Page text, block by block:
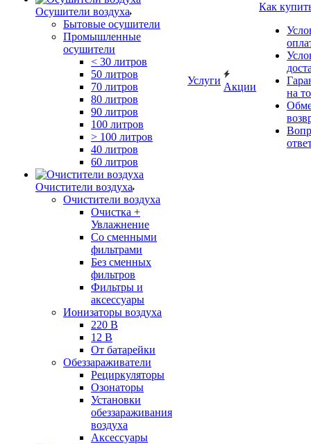
Осушители воздуха
Бытовые осушители
Промышленные
осушители
< 30 литров
50 литров
70 литров
80 литров
90 литров
100 литров
> 100 литров
40 литров
60 литров
Очистители воздуха
Очистители воздуха
Очистка +
Увлажнение
Cо сменными
фильтрами
Без сменных
фильтров
Фильтры и
аксессуары
Ионизаторы воздуха
220 В
12 В
От батарейки
Обеззараживатели
Рециркуляторы
Озонаторы
Установки
обеззараживания
воздуха
Аксессуары
Услуги
Акции
Как
на